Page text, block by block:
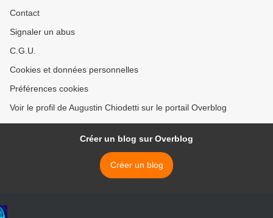
Contact
Signaler un abus
C.G.U.
Cookies et données personnelles
Préférences cookies
Voir le profil de Augustin Chiodetti sur le portail Overblog
Créer un blog sur Overblog
Créer un blog